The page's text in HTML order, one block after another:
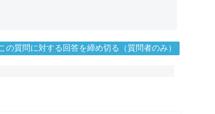
の質問に対する回答を締め切る（質問者のみ）